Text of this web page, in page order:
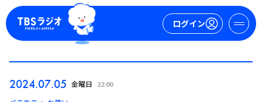
ログイン
2024.07.05 金曜日 22:00